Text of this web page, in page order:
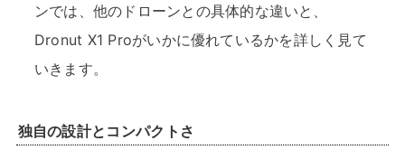
ンでは、他のドローンとの具体的な違いと、
Dronut X1 Proがいかに優れているかを詳しく見て
いきます。
独自の設計とコンパクトさ